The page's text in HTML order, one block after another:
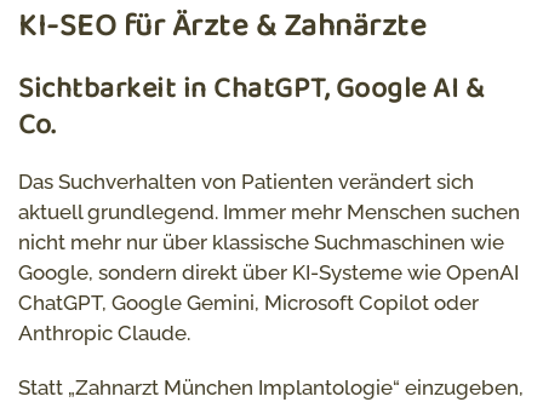
KI-SEO für Ärzte & Zahnärzte
Sichtbarkeit in ChatGPT, Google AI &
Co.
Das Suchverhalten von Patienten verändert sich
aktuell grundlegend. Immer mehr Menschen suchen
nicht mehr nur über klassische Suchmaschinen wie
Google, sondern direkt über KI-Systeme wie OpenAI
ChatGPT, Google Gemini, Microsoft Copilot oder
Anthropic Claude.
Statt „Zahnarzt München Implantologie“ einzugeben,